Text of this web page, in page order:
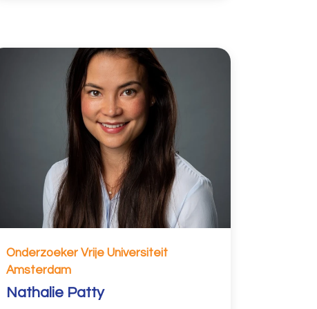
Onderzoeker Vrije Universiteit
Amsterdam
Nathalie Patty